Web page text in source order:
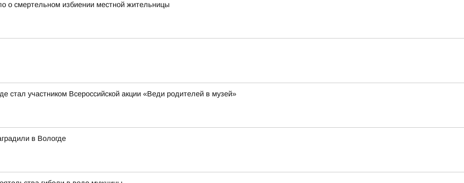
о смертельном избиении местной жительницы
стал участником Всероссийской акции «Веди родителей в музей»
в Вологде